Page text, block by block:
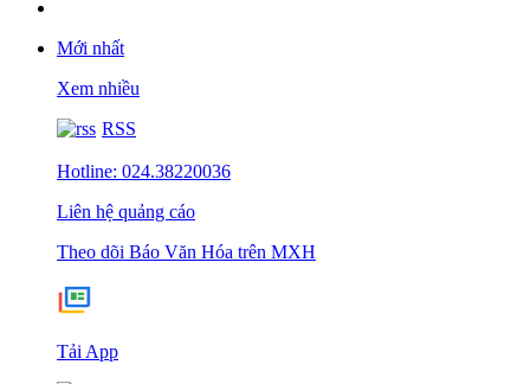
Mới nhất
Xem nhiều
RSS
Hotline: 024.38220036
Liên hệ quảng cáo
Theo dõi Báo Văn Hóa trên MXH
Tải App